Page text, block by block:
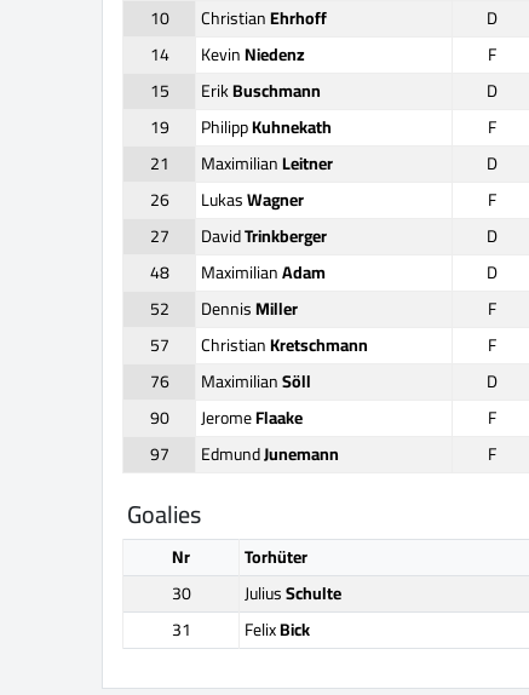
10
ChristianEhrhoff D
14
KevinNiedenz F
15
ErikBuschmann D
19
PhilippKuhnekath F
21
MaximilianLeitner D
26
LukasWagner F
27
DavidTrinkberger D
48
MaximilianAdam D
52
DennisMiller F
57
ChristianKretschmann F
76
MaximilianSöll D
90
JeromeFlaake F
97
EdmundJunemann F
Goalies
Nr Torhüter
30
JuliusSchulte
31
FelixBick